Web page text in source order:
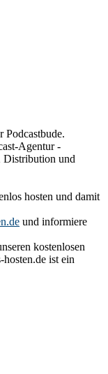
Podcastbude.
Agentur -
Distribution und
hosten und damit
und informiere
kostenlosen
ist ein